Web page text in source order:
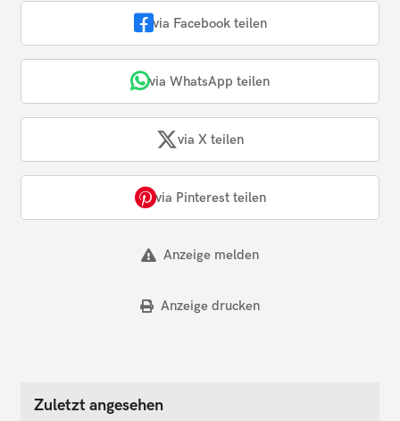
via Facebook teilen
via WhatsApp teilen
via X teilen
via Pinterest teilen
Anzeige melden
Anzeige drucken
Zuletzt angesehen